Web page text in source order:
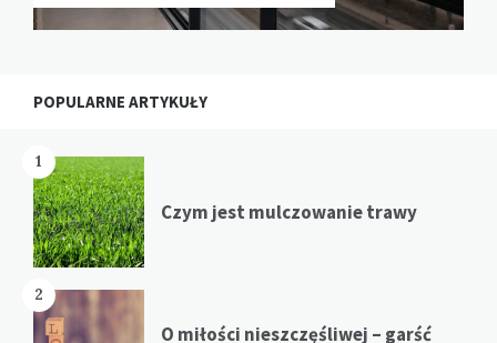
POPULARNE ARTYKUŁY
1
Czym jest mulczowanie trawy
2
O miłości nieszczęśliwej – garść